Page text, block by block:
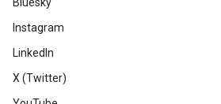
Instagram
LinkedIn
X (Twitter)